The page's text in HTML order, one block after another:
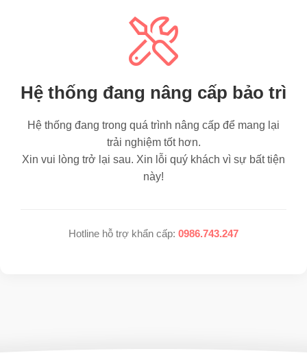
Hệ thống đang nâng cấp bảo trì
Hệ thống đang trong quá trình nâng cấp để mang lại
trải nghiệm tốt hơn.
Xin vui lòng trở lại sau. Xin lỗi quý khách vì sự bất tiện
này!
Hotline hỗ trợ khẩn cấp: 0986.743.247